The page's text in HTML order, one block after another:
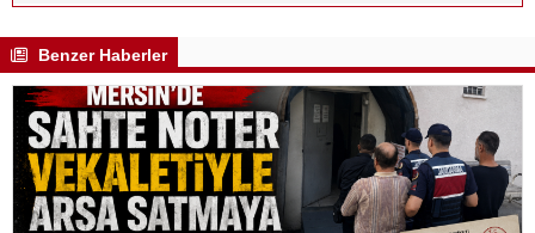
Benzer Haberler